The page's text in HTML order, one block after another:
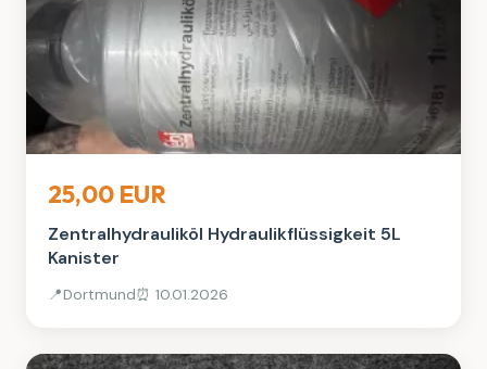
25,00 EUR
Zentralhydrauliköl Hydraulikflüssigkeit 5L
Kanister
📍Dortmund⏰ 10.01.2026